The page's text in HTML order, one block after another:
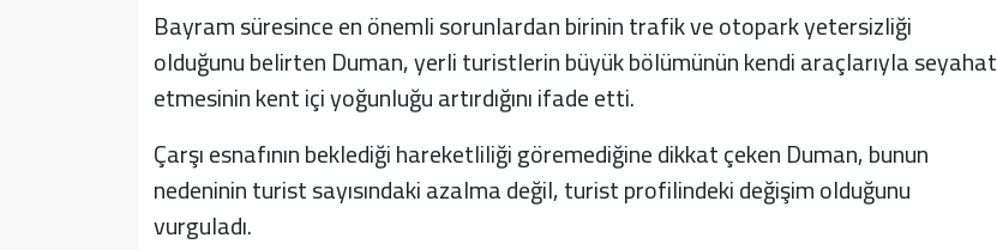
Bayram süresince en önemli sorunlardan birinin trafik ve otopark yetersizliği
olduğunu belirten Duman, yerli turistlerin büyük bölümünün kendi araçlarıyla seyahat
etmesinin kent içi yoğunluğu artırdığını ifade etti.
Çarşı esnafının beklediği hareketliliği göremediğine dikkat çeken Duman, bunun
nedeninin turist sayısındaki azalma değil, turist profilindeki değişim olduğunu
vurguladı.